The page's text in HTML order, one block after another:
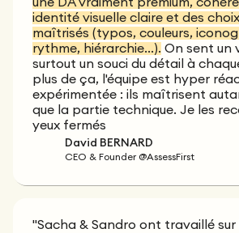
identité visuelle claire et des
maîtrisés (typos, couleurs,
rythme, hiérarchie…). On sent un
surtout un souci du détail à
plus de ça, l'équipe est hyper
expérimentée : ils maîtrisent
que la partie technique. Je les
yeux fermés
David BERNARD
CEO & Founder @AssessFirst
"Sacha & Sandro ont travaillé